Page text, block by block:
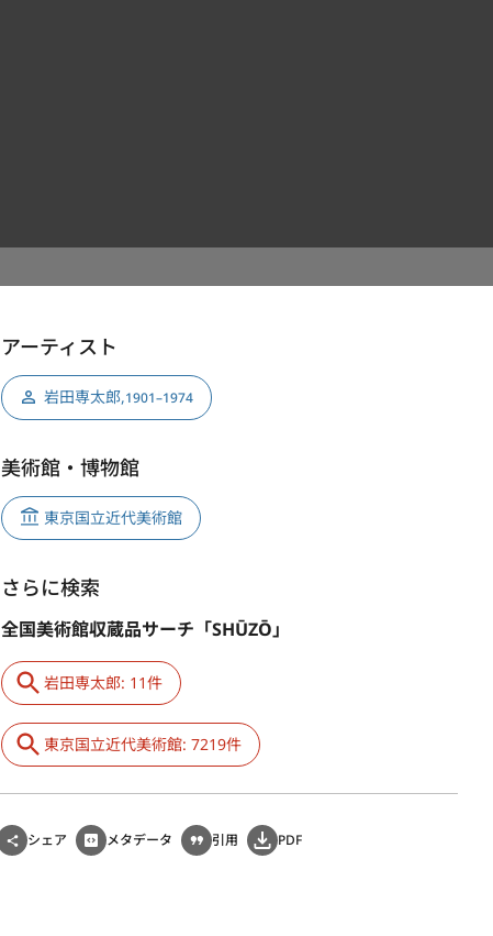
アーティスト
岩田専太郎,1901–1974
美術館・博物館
東京国立近代美術館
さらに検索
全国美術館収蔵品サーチ「SHŪZŌ」
岩田専太郎: 11件
東京国立近代美術館: 7219件
シェア メタデータ 引用 PDF